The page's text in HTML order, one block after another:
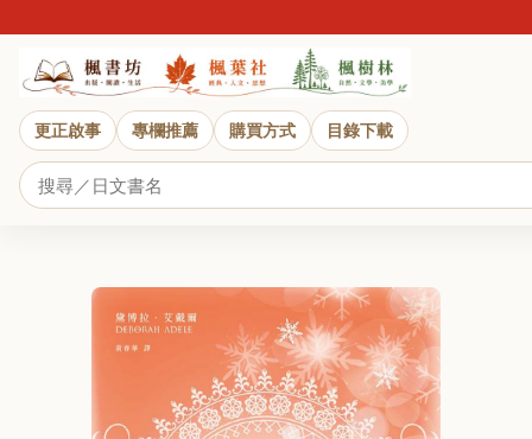
更正啟事 專欄推薦 購買方式 目錄下載